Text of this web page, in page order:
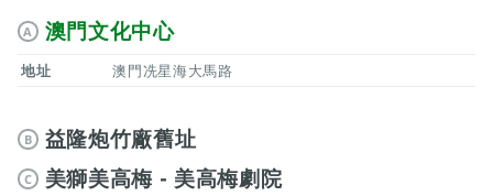
A 澳門文化中心
地址 澳門冼星海大馬路
B 益隆炮竹廠舊址
C 美獅美高梅 - 美高梅劇院